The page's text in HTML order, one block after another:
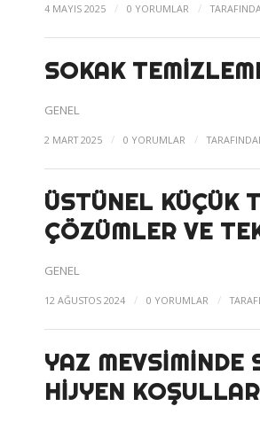
4 MAYIS 2025 / 0 YORUMLAR /
SOKAK
GENEL
2 MART 2025 / 0 YORUMLAR /
ÜSTÜNEL KÜÇÜK
ÇÖZÜMLER VE
GENEL
12 AĞUSTOS 2024 / 0 YORUMLAR /
YAZ MEVSIMINDE
HIJYEN